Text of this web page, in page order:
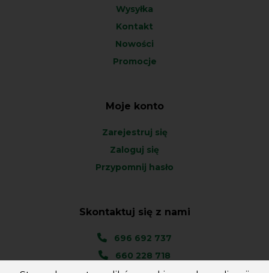
Wysyłka
Kontakt
Nowości
Promocje
Moje konto
Zarejestruj się
Zaloguj się
Przypomnij hasło
Skontaktuj się z nami
696 692 737
660 228 718